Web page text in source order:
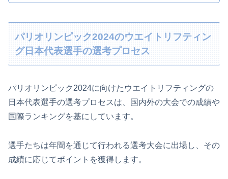
パリオリンピック2024のウエイトリフティン
グ日本代表選手の選考プロセス
パリオリンピック2024に向けたウエイトリフティングの
日本代表選手の選考プロセスは、国内外の大会での成績や
国際ランキングを基にしています。
選手たちは年間を通じて行われる選考大会に出場し、その
成績に応じてポイントを獲得します。